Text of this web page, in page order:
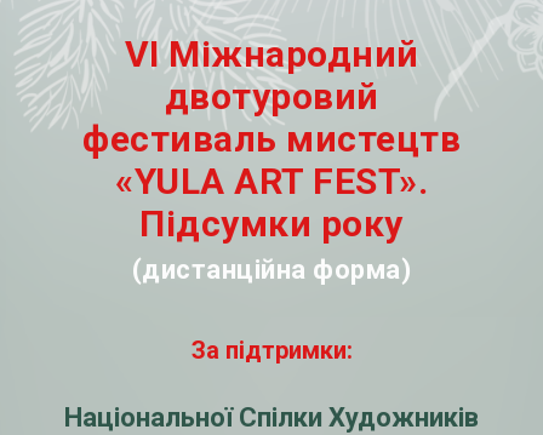
VI Міжнародний
двотуровий
фестиваль мистецтв
«YULA ART F EST».
Підсумки року
(дистанційна форма)
За підтримки:
Національної Спілки Художників